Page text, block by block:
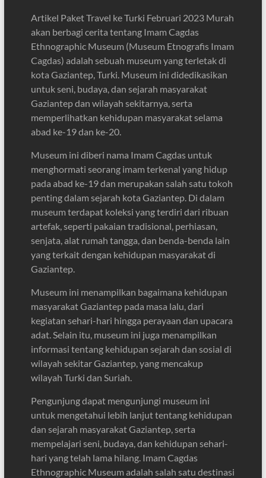
Artikel Paket Travel ke Turki Februari 2023 Murah
akan berbagi cerita tentang Imam Cagdas
Ethnographic Museum (Museum Etnografis Imam
Cagdas) adalah sebuah museum yang terletak di
kota Gaziantep, Turki. Museum ini didedikasikan
untuk seni, budaya, dan sejarah masyarakat
Gaziantep dan wilayah sekitarnya, serta
memperlihatkan kehidupan masyarakat selama
abad ke-19 dan ke-20.
Museum ini diberi nama Imam Cagdas untuk
menghormati seorang imam terkenal yang hidup
pada abad ke-19 dan merupakan salah satu tokoh
penting dalam sejarah kota Gaziantep. Di dalam
museum terdapat koleksi yang terdiri dari ribuan
artefak, seperti pakaian tradisional, perhiasan,
senjata, alat rumah tangga, dan benda-benda lain
yang terkait dengan kehidupan masyarakat di
Gaziantep.
Museum ini menampilkan bagaimana kehidupan
masyarakat Gaziantep pada masa lalu, dari
kegiatan sehari-hari hingga perayaan dan upacara
adat. Selain itu, museum ini juga menampilkan
informasi tentang kehidupan sejarah dan sosial di
wilayah sekitar Gaziantep, yang mencakup
wilayah Turki dan Suriah.
Pengunjung dapat mengunjungi museum ini
untuk mengetahui lebih lanjut tentang kehidupan
dan sejarah masyarakat Gaziantep, serta
mempelajari seni, budaya, dan kehidupan sehari-
hari yang telah lama hilang. Imam Cagdas
Ethnographic Museum adalah salah satu destinasi